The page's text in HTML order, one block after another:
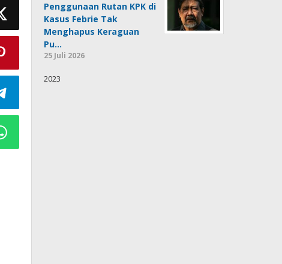
Penggunaan Rutan KPK di
Kasus Febrie Tak
Menghapus Keraguan
Pu…
25 Juli 2026
2023